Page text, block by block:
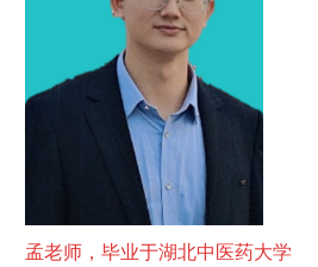
孟老师，毕业于湖北中医药大学